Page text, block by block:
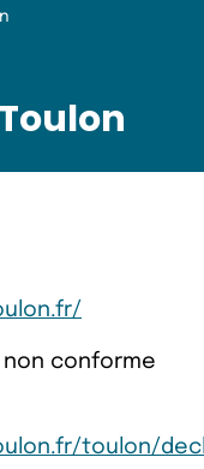
conforme
toulon/